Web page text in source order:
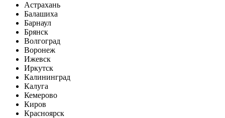
Астрахань
Балашиха
Барнаул
Брянск
Волгоград
Воронеж
Ижевск
Иркутск
Калининград
Калуга
Кемерово
Киров
Красноярск